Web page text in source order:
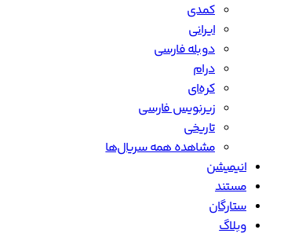
کمدی
ایرانی
دوبله فارسی
درام
کره‌ای
زیرنویس فارسی
تاریخی
مشاهده همه سریال‌ها
انیمیشن
مستند
ستارگان
وبلاگ